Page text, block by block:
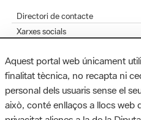
Directori de contacte
Xarxes socials
Bústia de suggeriments
Opineu sobre els parcs
Aquest portal web únicament
finalitat tècnica, no recapta ni
personal dels usuaris sense el
això, conté enllaços a llocs web